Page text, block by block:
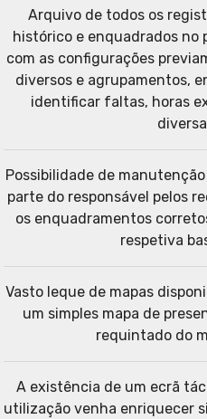
Arquivo de todos os
histórico e enquadrados no
com as configurações
diversos e agrupamentos,
identificar faltas, horas
Possibilidade de
parte do responsável pelos
os enquadramentos
respetiva
Vasto leque de mapas
um simples mapa de
requintado do
A existência de um ecrã
utilização venha enriquecer